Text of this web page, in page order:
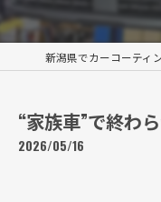
“家族車”で終わら
2026/05/16